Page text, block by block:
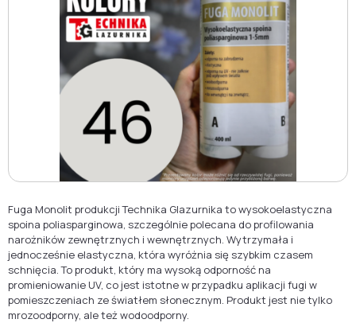
Fuga Monolit produkcji Technika Glazurnika to wysokoelastyczna
spoina poliasparginowa, szczególnie polecana do profilowania
narożników zewnętrznych i wewnętrznych. Wytrzymała i
jednocześnie elastyczna, która wyróżnia się szybkim czasem
schnięcia. To produkt, który ma wysoką odporność na
promieniowanie UV, co jest istotne w przypadku aplikacji fugi w
pomieszczeniach ze światłem słonecznym. Produkt jest nie tylko
mrozoodporny, ale też wodoodporny.